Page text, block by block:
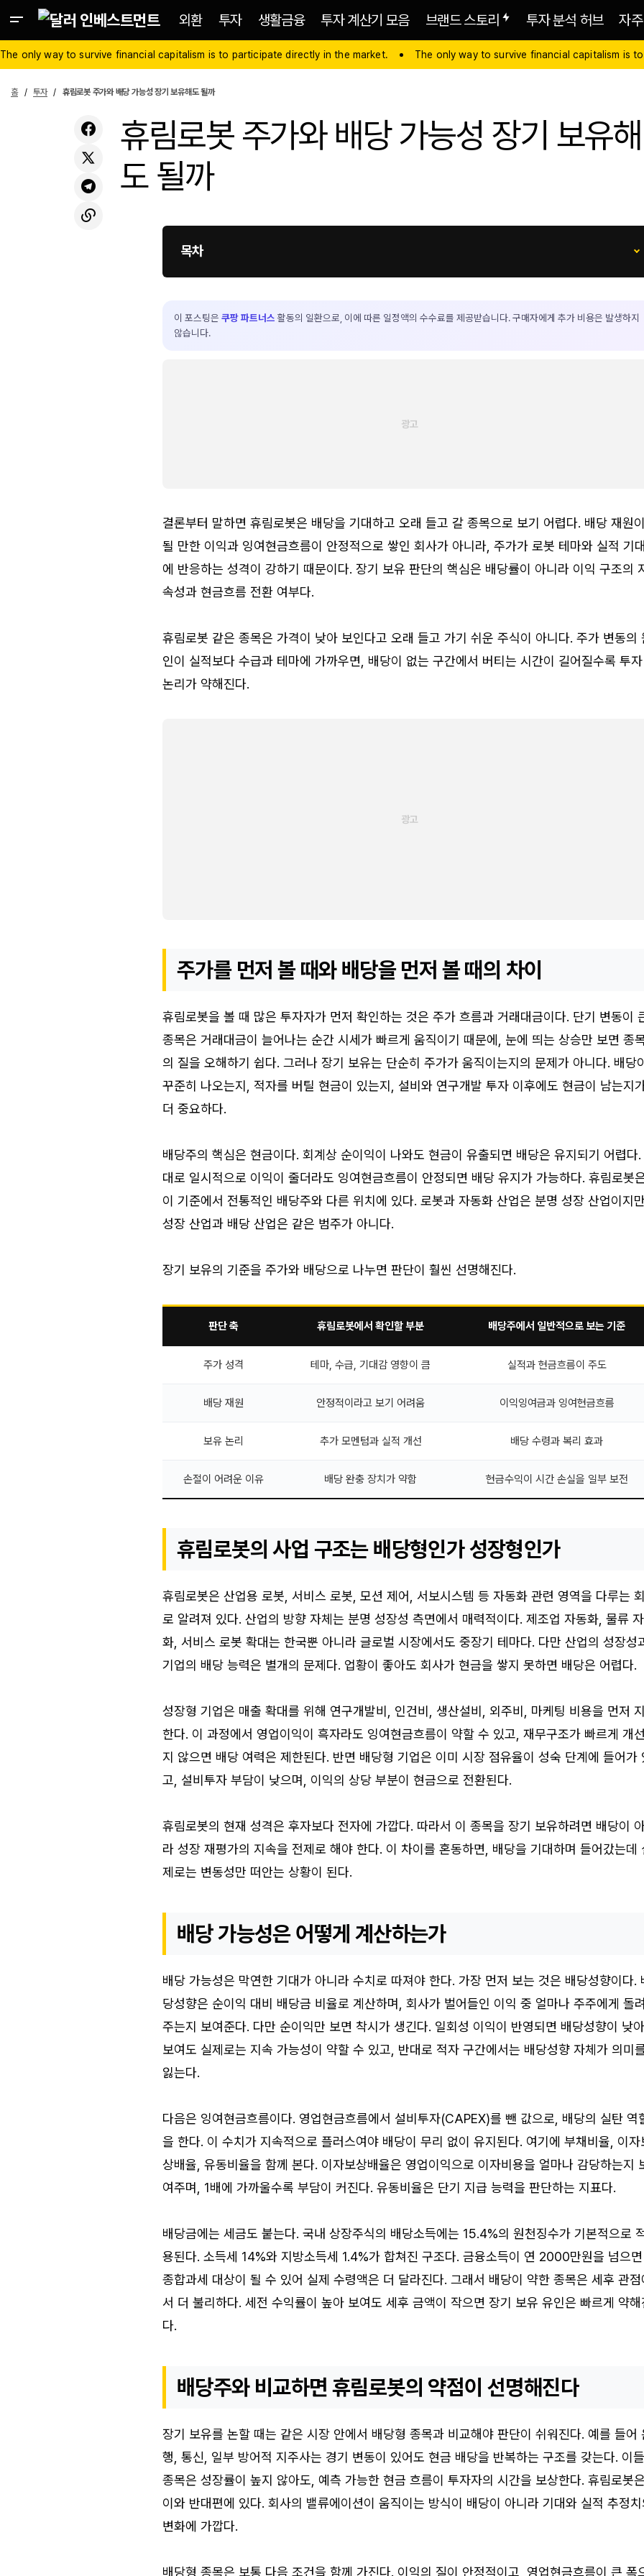
외환 투자 생활금융 투자 계산기 모음 브랜드 스토리 투자 분석 허브 자
The only way to survive financial capitalism is to participate directly in the market. The only way to survive financial capitalism is
홈 투자 휴림로봇 주가와 배당 가능성 장기 보유해도 될까
휴림로봇 주가와 배당 가능성 장기 보유해
도 될까
목차
이 포스팅은 쿠팡 파트너스 활동의 일환으로, 이에 따른 일정액의 수수료를 제공받습니다. 구매자에게 추가 비용은 발생하지
않습니다.
결론부터 말하면 휴림로봇은 배당을 기대하고 오래 들고 갈 종목으로 보기 어렵다. 배당 재원
될 만한 이익과 잉여현금흐름이 안정적으로 쌓인 회사가 아니라, 주가가 로봇 테마와 실적 기
에 반응하는 성격이 강하기 때문이다. 장기 보유 판단의 핵심은 배당률이 아니라 이익 구조의
속성과 현금흐름 전환 여부다.
휴림로봇 같은 종목은 가격이 낮아 보인다고 오래 들고 가기 쉬운 주식이 아니다. 주가 변동의
인이 실적보다 수급과 테마에 가까우면, 배당이 없는 구간에서 버티는 시간이 길어질수록 투자
논리가 약해진다.
주가를 먼저 볼 때와 배당을 먼저 볼 때의 차이
휴림로봇을 볼 때 많은 투자자가 먼저 확인하는 것은 주가 흐름과 거래대금이다. 단기 변동이
종목은 거래대금이 늘어나는 순간 시세가 빠르게 움직이기 때문에, 눈에 띄는 상승만 보면 종
의 질을 오해하기 쉽다. 그러나 장기 보유는 단순히 주가가 움직이는지의 문제가 아니다. 배당
꾸준히 나오는지, 적자를 버틸 현금이 있는지, 설비와 연구개발 투자 이후에도 현금이 남는지
더 중요하다.
배당주의 핵심은 현금이다. 회계상 순이익이 나와도 현금이 유출되면 배당은 유지되기 어렵다
대로 일시적으로 이익이 줄더라도 잉여현금흐름이 안정되면 배당 유지가 가능하다. 휴림로봇
이 기준에서 전통적인 배당주와 다른 위치에 있다. 로봇과 자동화 산업은 분명 성장 산업이지
성장 산업과 배당 산업은 같은 범주가 아니다.
장기 보유의 기준을 주가와 배당으로 나누면 판단이 훨씬 선명해진다.
판단 축 휴림로봇에서 확인할 부분 배당주에서 일반적으로 보는 기준
주가 성격 테마, 수급, 기대감 영향이 큼 실적과 현금흐름이 주도
배당 재원 안정적이라고 보기 어려움 이익잉여금과 잉여현금흐름
보유 논리 추가 모멘텀과 실적 개선 배당 수령과 복리 효과
손절이 어려운 이유 배당 완충 장치가 약함 현금수익이 시간 손실을 일부 보전
휴림로봇의 사업 구조는 배당형인가 성장형인가
휴림로봇은 산업용 로봇, 서비스 로봇, 모션 제어, 서보시스템 등 자동화 관련 영역을 다루는
로 알려져 있다. 산업의 방향 자체는 분명 성장성 측면에서 매력적이다. 제조업 자동화, 물류
화, 서비스 로봇 확대는 한국뿐 아니라 글로벌 시장에서도 중장기 테마다. 다만 산업의 성장성
기업의 배당 능력은 별개의 문제다. 업황이 좋아도 회사가 현금을 쌓지 못하면 배당은 어렵다.
성장형 기업은 매출 확대를 위해 연구개발비, 인건비, 생산설비, 외주비, 마케팅 비용을 먼저
한다. 이 과정에서 영업이익이 흑자라도 잉여현금흐름이 약할 수 있고, 재무구조가 빠르게 개
지 않으면 배당 여력은 제한된다. 반면 배당형 기업은 이미 시장 점유율이 성숙 단계에 들어가
고, 설비투자 부담이 낮으며, 이익의 상당 부분이 현금으로 전환된다.
휴림로봇의 현재 성격은 후자보다 전자에 가깝다. 따라서 이 종목을 장기 보유하려면 배당이
라 성장 재평가의 지속을 전제로 해야 한다. 이 차이를 혼동하면, 배당을 기대하며 들어갔는데
제로는 변동성만 떠안는 상황이 된다.
배당 가능성은 어떻게 계산하는가
배당 가능성은 막연한 기대가 아니라 수치로 따져야 한다. 가장 먼저 보는 것은 배당성향이다.
당성향은 순이익 대비 배당금 비율로 계산하며, 회사가 벌어들인 이익 중 얼마나 주주에게 돌
주는지 보여준다. 다만 순이익만 보면 착시가 생긴다. 일회성 이익이 반영되면 배당성향이 낮아
보여도 실제로는 지속 가능성이 약할 수 있고, 반대로 적자 구간에서는 배당성향 자체가 의미
잃는다.
다음은 잉여현금흐름이다. 영업현금흐름에서 설비투자(CAPEX)를 뺀 값으로, 배당의 실탄 역
을 한다. 이 수치가 지속적으로 플러스여야 배당이 무리 없이 유지된다. 여기에 부채비율, 이자
상배율, 유동비율을 함께 본다. 이자보상배율은 영업이익으로 이자비용을 얼마나 감당하는지
여주며, 1배에 가까울수록 부담이 커진다. 유동비율은 단기 지급 능력을 판단하는 지표다.
배당금에는 세금도 붙는다. 국내 상장주식의 배당소득에는 15.4%의 원천징수가 기본적으로
용된다. 소득세 14%와 지방소득세 1.4%가 합쳐진 구조다. 금융소득이 연 2000만원을 넘으면
종합과세 대상이 될 수 있어 실제 수령액은 더 달라진다. 그래서 배당이 약한 종목은 세후 관점
서 더 불리하다. 세전 수익률이 높아 보여도 세후 금액이 작으면 장기 보유 유인은 빠르게 약해
다.
배당주와 비교하면 휴림로봇의 약점이 선명해진다
장기 보유를 논할 때는 같은 시장 안에서 배당형 종목과 비교해야 판단이 쉬워진다. 예를 들어
행, 통신, 일부 방어적 지주사는 경기 변동이 있어도 현금 배당을 반복하는 구조를 갖는다. 이들
종목은 성장률이 높지 않아도, 예측 가능한 현금 흐름이 투자자의 시간을 보상한다. 휴림로봇
이와 반대편에 있다. 회사의 밸류에이션이 움직이는 방식이 배당이 아니라 기대와 실적 추정
변화에 가깝다.
배당형 종목은 보통 다음 조건을 함께 가진다. 이익의 질이 안정적이고, 영업현금흐름이 큰 폭